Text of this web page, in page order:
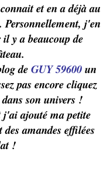
et en a déjà au
j'en
il y a beaucoup de
deGUY 59600un
pas encore cliquez
son univers !
ajouté ma petite
desamandes effilées
!